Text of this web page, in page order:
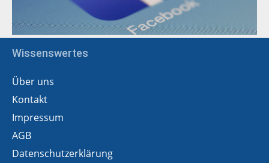
Wissenswertes
Über uns
Kontakt
Impressum
AGB
Datenschutzerklärung